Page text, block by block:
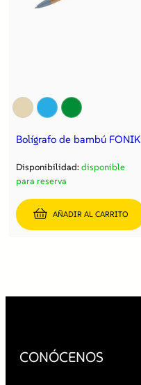
Bolígrafo de bambú FONIK
Disponibilidad:disponible
para reserva
AÑADIR AL CARRITO
CONÓCENOS